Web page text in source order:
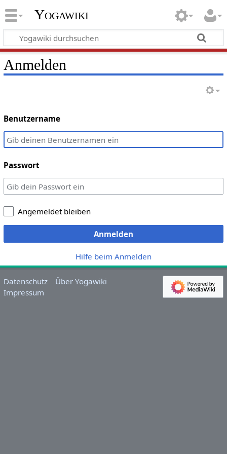
Yogawiki
Anmelden
Benutzername
Passwort
Angemeldet bleiben
Anmelden
Hilfe beim Anmelden
Datenschutz
Über Yogawiki
Impressum